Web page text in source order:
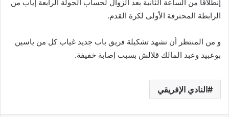
إنطلاقا من الساعة الثانية بعد الزوال لحساب الجولة الرابعة إياب من
الرابطة المحترفة الأولى لكرة القدم.
و من المنتظر أن تشهد تشكيلة فريق باب جديد غياب كل من ياسين
بوعبيد وعبد المالك قلالش بسبب إصابة خفيفة.
النادي الإفريقي